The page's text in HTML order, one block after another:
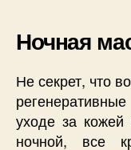
Ночная
Не секрет, что
уходе за
ночной, все